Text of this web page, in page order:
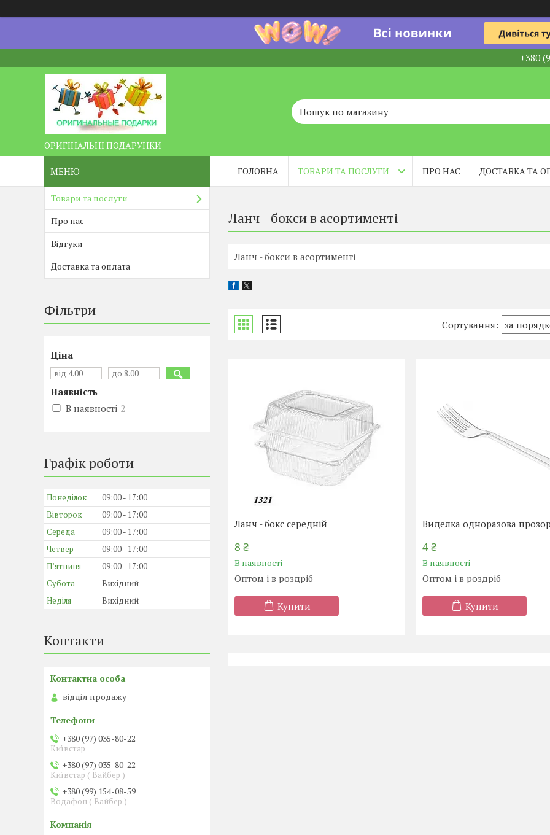
+380
ОРИГІНАЛЬНІ ПОДАРУНКИ
ГОЛОВНА ТОВАРИ ТА ПОСЛУГИ ПРО НАС ДОСТАВКА ТА
Ланч - бокси в асортименті
Ланч - бокси в асортименті
Ланч - бокс середній
8 ₴
В наявності
Оптом і в роздріб
Купити
Виделка одноразова
4 ₴
В наявності
Оптом і в роздріб
Купити
Товари та послуги
Про нас
Відгуки
Доставка та оплата
Фільтри
Ціна
Наявність
В наявності 2
Графік роботи
Понеділок 09:00
17:00
Вівторок
09:00
17:00
Середа
09:00
17:00
Четвер
09:00
17:00
Пʼятниця
09:00
17:00
Субота
Вихідний
Неділя
Вихідний
Контакти
відділ продажу
+380 (97) 035-80-22
Київстар
+380 (97) 035-80-22
Київстар ( Вайбер )
+380 (99) 154-08-59
Водафон ( Вайбер )